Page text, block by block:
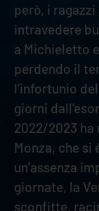
però, i
intravedere
a Michieletto
perdendo il
l’infortunio
giorni
2022/2023
Monza, che
un’assenza
giornate, la
sconfitte,